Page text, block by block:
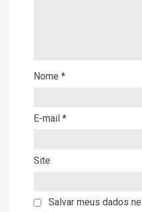
Nome *
E-mail *
Site
Salvar meus dados